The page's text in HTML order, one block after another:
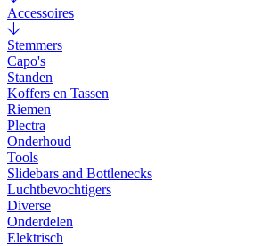
Accessoires
Stemmers
Capo's
Standen
Koffers en Tassen
Riemen
Plectra
Onderhoud
Tools
Slidebars and Bottlenecks
Luchtbevochtigers
Diverse
Onderdelen
Elektrisch